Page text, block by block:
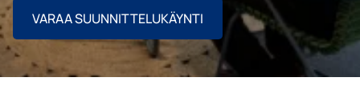
Ammattilaisille
Yritys
VARAA SUUNNITTELUKÄYNTI